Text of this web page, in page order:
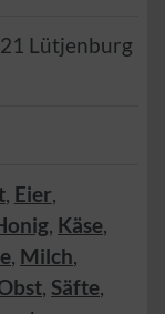
Lütjenburg
, Eier,
, Käse,
, Milch,
, Säfte,